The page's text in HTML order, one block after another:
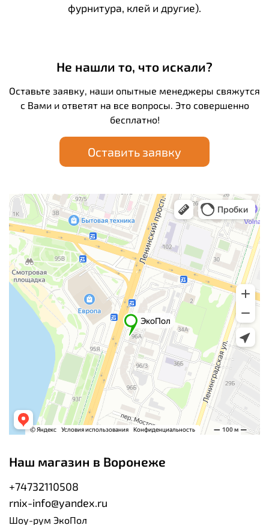
фурнитура, клей и другие).
Не нашли то, что искали?
Оставьте заявку, наши опытные менеджеры свяжутся
с Вами и ответят на все вопросы. Это совершенно
бесплатно!
Оставить заявку
Наш магазин в Воронеже
+74732110508
rnix-info@yandex.ru
Шоу-рум ЭкоПол